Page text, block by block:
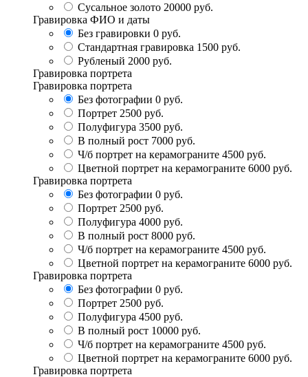
Сусальное золото 20000 руб.
Гравировка ФИО и даты
Без гравировки 0 руб.
Стандартная гравировка 1500 руб.
Рубленый 2000 руб.
Гравировка портрета
Гравировка портрета
Без фотографии 0 руб.
Портрет 2500 руб.
Полуфигура 3500 руб.
В полный рост 7000 руб.
Ч/б портрет на керамограните 4500 руб.
Цветной портрет на керамограните 6000 руб.
Гравировка портрета
Без фотографии 0 руб.
Портрет 2500 руб.
Полуфигура 4000 руб.
В полный рост 8000 руб.
Ч/б портрет на керамограните 4500 руб.
Цветной портрет на керамограните 6000 руб.
Гравировка портрета
Без фотографии 0 руб.
Портрет 2500 руб.
Полуфигура 4500 руб.
В полный рост 10000 руб.
Ч/б портрет на керамограните 4500 руб.
Цветной портрет на керамограните 6000 руб.
Гравировка портрета